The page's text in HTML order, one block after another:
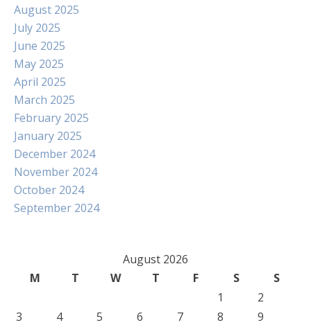
August 2025
July 2025
June 2025
May 2025
April 2025
March 2025
February 2025
January 2025
December 2024
November 2024
October 2024
September 2024
August 2026
M
T W T F S
S
1
2
3
4 5 6 7 8
9